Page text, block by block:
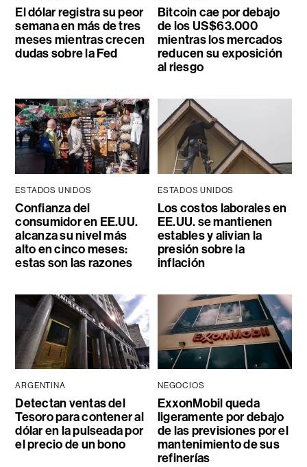
El dólar registra su peor
semana en más de tres
meses mientras crecen
dudas sobre la Fed
Bitcoin cae por debajo
de los US$63.000
mientras los mercados
reducen su exposición
al riesgo
ESTADOS UNIDOS
Confianza del
consumidor en EE.UU.
alcanza su nivel más
alto en cinco meses:
estas son las razones
ESTADOS UNIDOS
Los costos laborales en
EE.UU. se mantienen
estables y alivian la
presión sobre la
inflación
ARGENTINA
Detectan ventas del
Tesoro para contener al
dólar en la pulseada por
el precio de un bono
NEGOCIOS
ExxonMobil queda
ligeramente por debajo
de las previsiones por el
mantenimiento de sus
refinerías